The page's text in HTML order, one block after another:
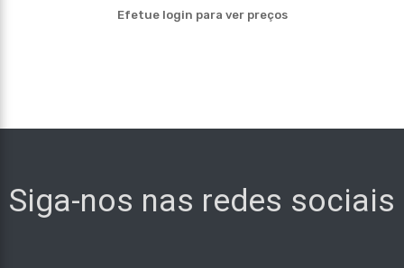
Efetue login para ver preços
Siga-nos nas redes sociais